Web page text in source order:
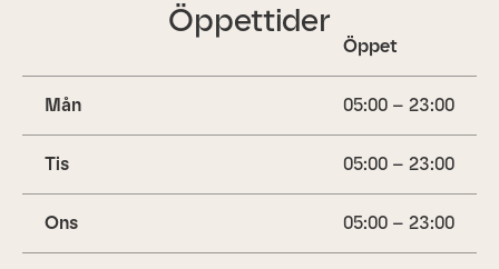
Öppettider
Öppet
Mån 05:00 – 23:00
Tis 05:00 – 23:00
Ons 05:00 – 23:00